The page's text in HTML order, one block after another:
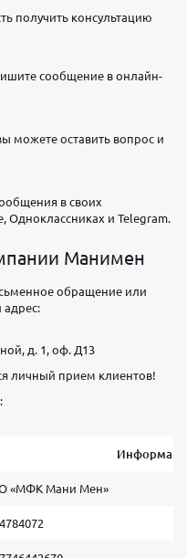
получить консультацию
сообщение в онлайн-
можете оставить вопрос и
в своих
Одноклассниках и Telegram.
Манимен
обращение или
адрес:
д. 1, оф. Д13
личный прием клиентов!
«МФК Мани Мен»